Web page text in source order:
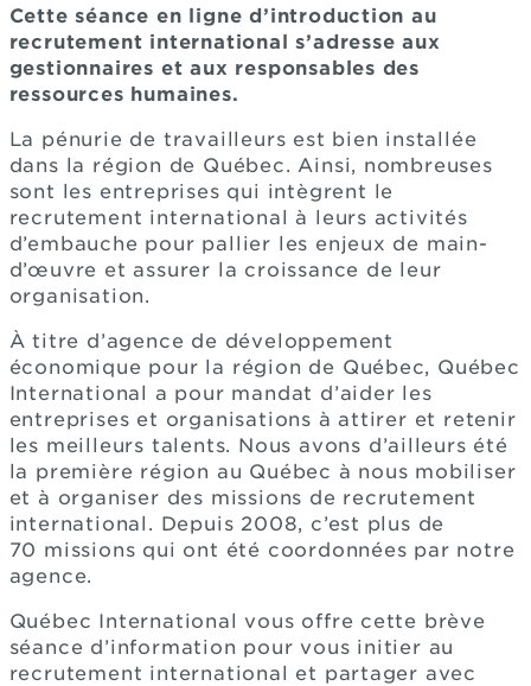
Cette séance en ligne d’introduction au
recrutement international s’adresse aux
gestionnaires et aux responsables des
ressources humaines.
La pénurie de travailleurs est bien installée
dans la région de Québec. Ainsi, nombreuses
sont les entreprises qui intègrent le
recrutement international à leurs activités
d’embauche pour pallier les enjeux de main-
d’œuvre et assurer la croissance de leur
organisation.
À titre d’agence de développement
économique pour la région de Québec, Québec
International a pour mandat d’aider les
entreprises et organisations à attirer et retenir
les meilleurs talents. Nous avons d’ailleurs été
la première région au Québec à nous mobiliser
et à organiser des missions de recrutement
international. Depuis 2008, c’est plus de
70 missions qui ont été coordonnées par notre
agence.
Québec International vous offre cette brève
séance d’information pour vous initier au
recrutement international et partager avec